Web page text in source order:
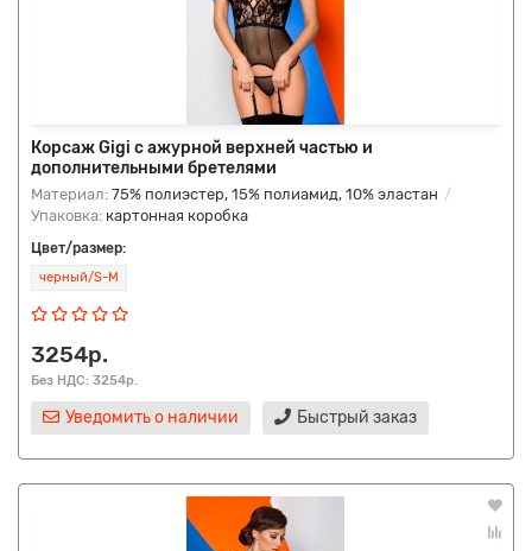
Корсаж Gigi с ажурной верхней частью и
дополнительными бретелями
Материал: 75% полиэстер, 15% полиамид, 10% эластан
Упаковка: картонная коробка
Цвет/размер:
черный/S-M
3254р.
Без НДС: 3254р.
Уведомить о наличии Быстрый заказ